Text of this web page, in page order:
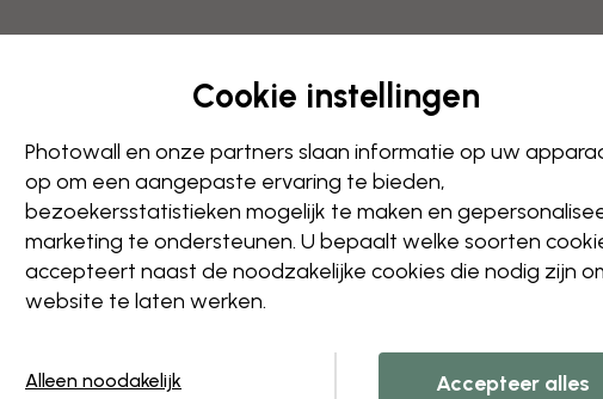
Ons ontwerpteam kan elk
Het formaat of de
Een object toevoegen of
Een detail personaliseren
Maak je eigen behang
Cookie instellingen
Photowall en onze partners slaan informatie op uw
op om een aangepaste ervaring te bieden,
bezoekersstatistieken mogelijk te maken en
marketing te ondersteunen. U bepaalt welke soorten
accepteert naast de noodzakelijke cookies die nodig zijn
website te laten werken.
Alleen noodakelijk Accepteer alles